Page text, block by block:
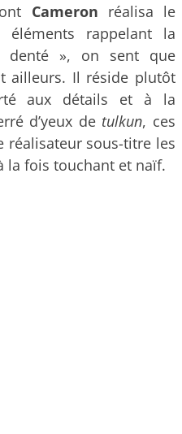
Cameron réalisa le
éléments rappelant la
denté », on sent que
ailleurs. Il réside plutôt
aux détails et à la
d’yeux de tulkun, ces
réalisateur sous-titre les
la fois touchant et naïf.